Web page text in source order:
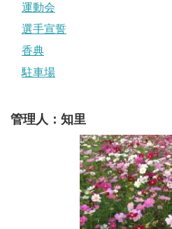
運動会
選手宣誓
香典
駐車場
管理人：知里